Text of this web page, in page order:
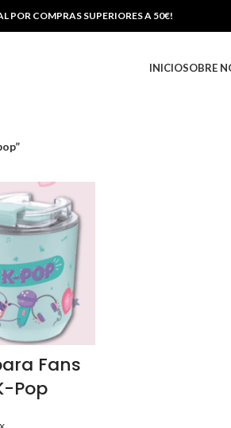
POR COMPRAS SUPERIORES A 50€!
INICIOSOBRE
Fans
Pop